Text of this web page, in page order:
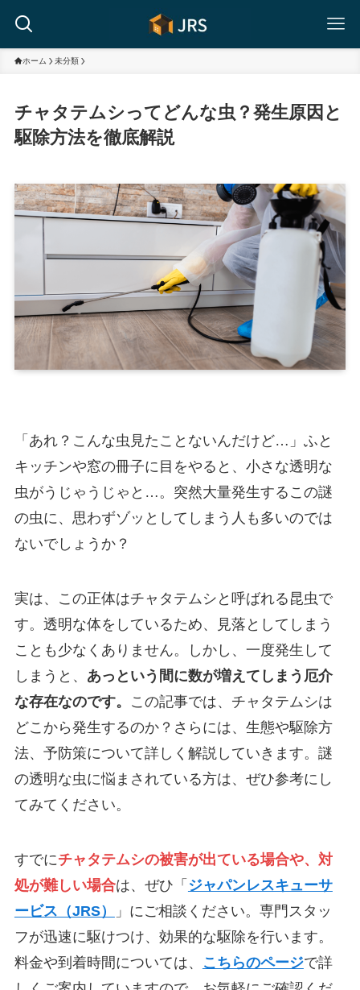
ホーム 未分類
チャタテムシってどんな虫？発生原因と
駆除方法を徹底解説
「あれ？こんな虫見たことないんだけど…」ふと
キッチンや窓の冊子に目をやると、小さな透明な
虫がうじゃうじゃと…。突然大量発生するこの謎
の虫に、思わずゾッとしてしまう人も多いのでは
ないでしょうか？
実は、この正体はチャタテムシと呼ばれる昆虫で
す。透明な体をしているため、見落としてしまう
ことも少なくありません。しかし、一度発生して
しまうと、 あっという間に数が増えてしまう厄介
な存在なのです。
この記事では、チャタテムシは
どこから発生するのか？さらには、生態や駆除方
法、予防策について詳しく解説していきます。謎
の透明な虫に悩まされている方は、ぜひ参考にし
てみてください。
すでにチャタテムシの被害が出ている場合や、対
処が難しい場合は、ぜひ「 ジャパンレスキューサ
ービス（JRS）
」にご相談ください。専門スタッ
フが迅速に駆けつけ、効果的な駆除を行います。
料金や到着時間については、
こちらのページで詳